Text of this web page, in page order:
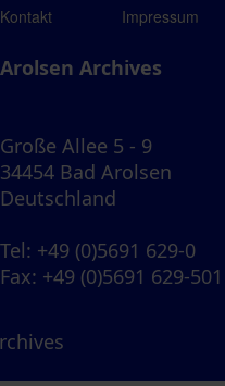
Kontakt Impressum
Arolsen Archives
Große Allee 5 - 9
34454 Bad Arolsen
Deutschland
Tel: +49 (0)5691 629-0
Fax: +49 (0)5691 629-501